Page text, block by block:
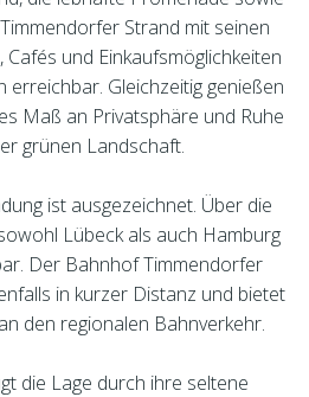
Strand mit seinen
und Einkaufsmöglichkeiten
erreichbar. Gleichzeitig genießen
Maß an Privatsphäre und Ruhe
grünen Landschaft.
ist ausgezeichnet. Über die
Lübeck als auch Hamburg
Der Bahnhof Timmendorfer
in kurzer Distanz und bietet
den regionalen Bahnverkehr.
die Lage durch ihre seltene